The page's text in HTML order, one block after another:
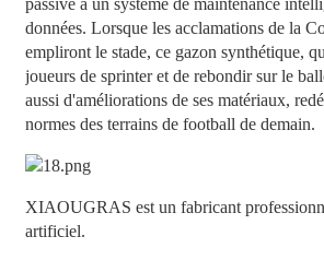
passive à un système de maintenance
données. Lorsque les acclamations de la
empliront le stade, ce gazon synthétique,
joueurs de sprinter et de rebondir sur le
aussi d'améliorations de ses matériaux,
normes des terrains de football de demain.
XIAOUGRAS est un fabricant
artificiel.